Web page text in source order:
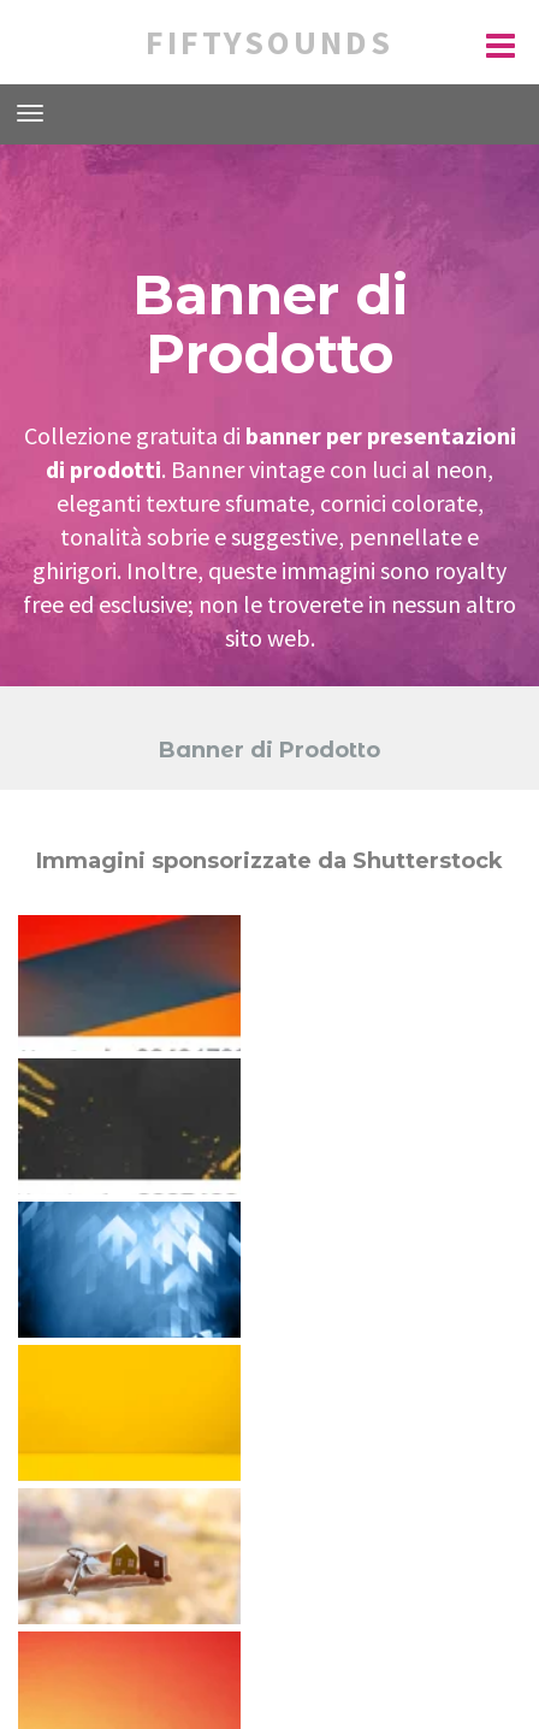
FIFTYSOUNDS
Banner di
Prodotto
Collezione gratuita di banner per presentazioni
di prodotti. Banner vintage con luci al neon,
eleganti texture sfumate, cornici colorate,
tonalità sobrie e suggestive, pennellate e
ghirigori. Inoltre, queste immagini sono royalty
free ed esclusive; non le troverete in nessun altro
sito web.
Banner di Prodotto
Immagini sponsorizzate da Shutterstock